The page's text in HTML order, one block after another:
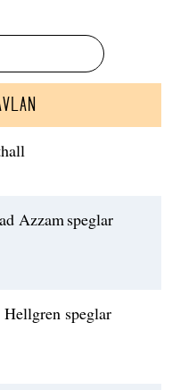
Azzam speglar
speglar